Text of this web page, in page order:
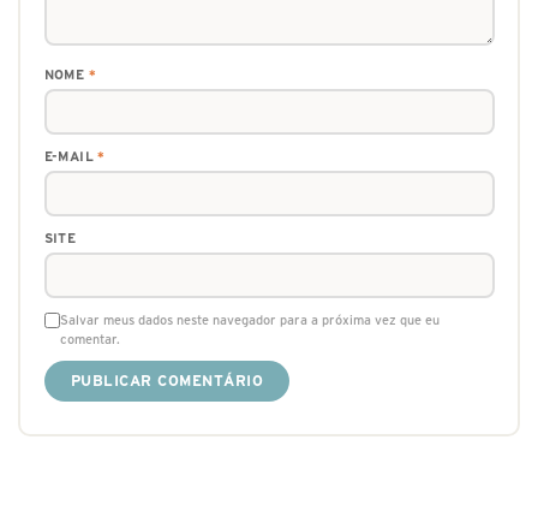
NOME *
E-MAIL*
SITE
Salvar meus dados neste navegador para a próxima vez que eu
comentar.